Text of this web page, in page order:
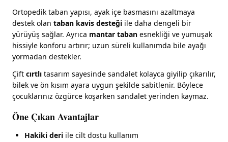
Ortopedik taban yapısı, ayak içe basmasını azaltmaya
destek olan taban kavis desteği ile daha dengeli bir
yürüyüş sağlar. Ayrıca mantar taban esnekliği ve yumuşak
hissiyle konforu artırır; uzun süreli kullanımda bile ayağı
yormadan destekler.
Çift cırtlı tasarım sayesinde sandalet kolayca giyilip çıkarılır,
bilek ve ön kısım ayara uygun şekilde sabitlenir. Böylece
çocuklarınız özgürce koşarken sandalet yerinden kaymaz.
Öne Çıkan Avantajlar
Hakiki deri ile cilt dostu kullanım